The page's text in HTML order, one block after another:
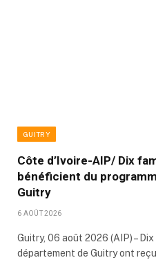
GUITRY
Côte d’Ivoire-AIP/ Dix
bénéficient du
Guitry
6 AOÛT 2026
Guitry, 06 août 2026 (AIP) –
département de Guitry ont